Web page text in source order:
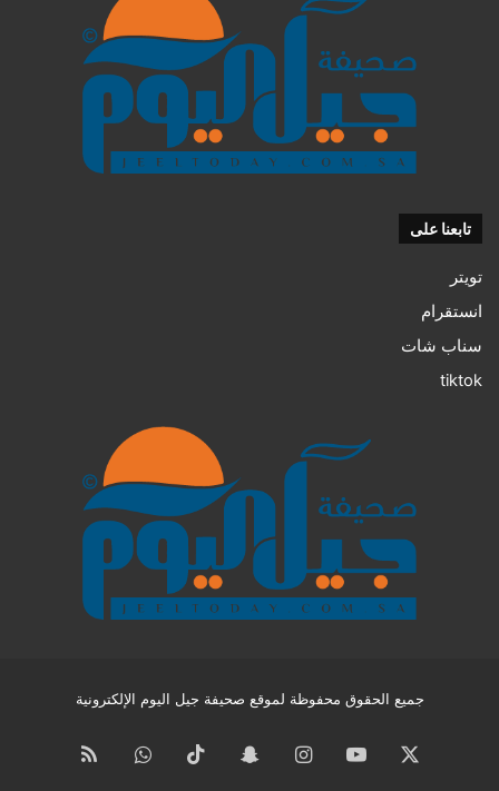
تابعنا على
تويتر
انستقرام
سناب شات
tiktok
جميع الحقوق محفوظة لموقع صحيفة جيل اليوم الإلكترونية
‫YouTubeانستقرامسناب ‫TikTok واتساب